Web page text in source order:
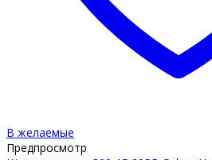
В желаемые
Предпросмотр